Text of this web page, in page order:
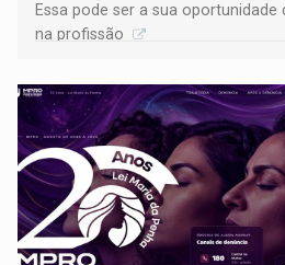
Essa pode ser a sua
na profissão